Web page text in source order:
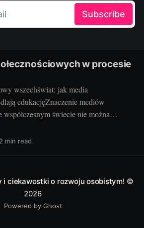
Subscribe
w procesie
wszechświat: jak media
edukacjęZnaczenie mediów
współczesnym świecie nie można
Twitter, YouTube, LinkedIn i
się nieodłączną częścią codzienności
2 min read
i ciekawostki o rozwoju osobistym! ©
2026
Powered by Ghost